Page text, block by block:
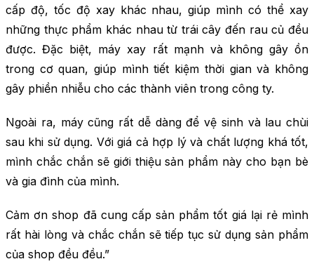
cấp độ, tốc độ xay khác nhau, giúp mình có thể xay
những thực phẩm khác nhau từ trái cây đến rau củ đều
được. Đặc biệt, máy xay rất mạnh và không gây ồn
trong cơ quan, giúp mình tiết kiệm thời gian và không
gây phiền nhiễu cho các thành viên trong công ty.
Ngoài ra, máy cũng rất dễ dàng để vệ sinh và lau chùi
sau khi sử dụng. Với giá cả hợp lý và chất lượng khá tốt,
mình chắc chắn sẽ giới thiệu sản phẩm này cho bạn bè
và gia đình của mình.
Cảm ơn shop đã cung cấp sản phẩm tốt giá lại rẻ mình
rất hài lòng và chắc chắn sẽ tiếp tục sử dụng sản phẩm
của shop đều đều.”